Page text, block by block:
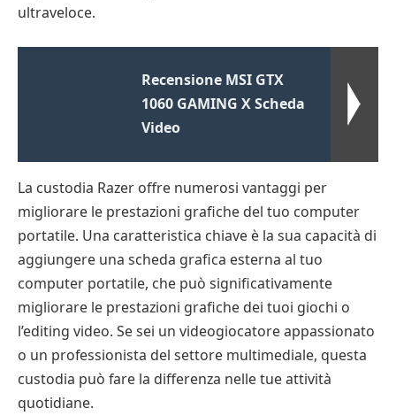
ultraveloce.
Recensione MSI GTX
1060 GAMING X Scheda
Video
La custodia Razer offre numerosi vantaggi per
migliorare le prestazioni grafiche del tuo computer
portatile. Una caratteristica chiave è la sua capacità di
aggiungere una scheda grafica esterna al tuo
computer portatile, che può significativamente
migliorare le prestazioni grafiche dei tuoi giochi o
l’editing video. Se sei un videogiocatore appassionato
o un professionista del settore multimediale, questa
custodia può fare la differenza nelle tue attività
quotidiane.